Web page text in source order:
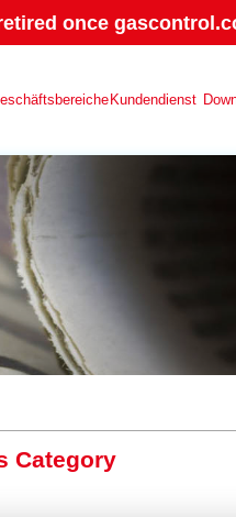
once
Kundendienst
Category